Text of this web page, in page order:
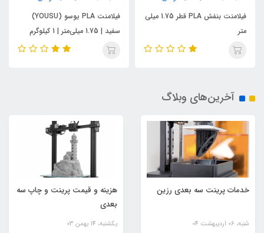
فیلامنت بنفش PLA قطر 1.75 میلی
متر
فیلامنت PLA یوسو (YOUSU)
سفید | 1.75 میلی‌متر | 1 کیلوگرم
آخرین‌های وبلاگ
خدمات پرینت سه بعدی رزین
شنبه، 06 ارديبهشت 04
هزینه و قیمت پرینت و چاپ سه
بعدی
یکشنبه، 14 بهمن 03